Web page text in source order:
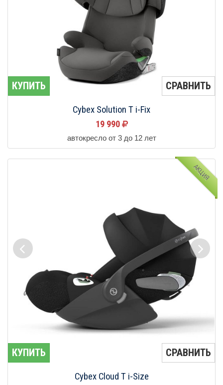
КУПИТЬ СРАВНИТЬ
Cybex Solution T i-Fix
19 990
автокресло от 3 до 12 лет
АКЦИЯ
КУПИТЬ СРАВНИТЬ
Cybex Cloud T i-Size